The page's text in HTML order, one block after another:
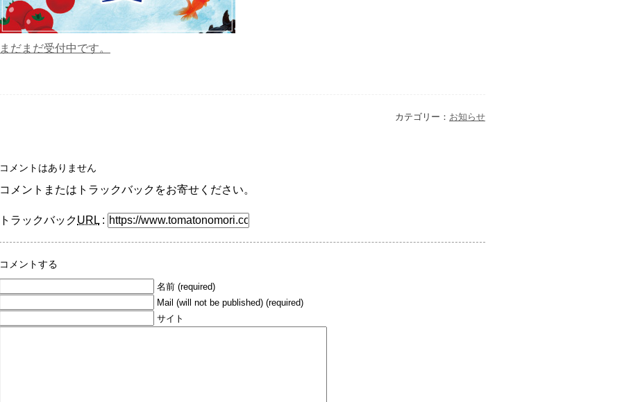
まだまだ受付中です。
カテゴリー： お知らせ
コメントはありません
コメントまたはトラックバックをお寄せください。
トラックバックURL :
コメントする
名前 (required)
Mail (will not be published) (required)
サイト